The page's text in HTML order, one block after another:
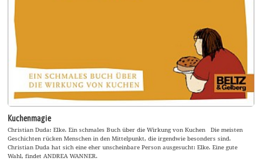
Kuchenmagie
Christian Duda: Elke. Ein schmales Buch über die Wirkung von Kuchen Die meisten
Geschichten rücken Menschen in den Mittelpunkt, die irgendwie besonders sind.
Christian Duda hat sich eine eher unscheinbare Person ausgesucht: Elke. Eine gute
Wahl, findet ANDREA WANNER.